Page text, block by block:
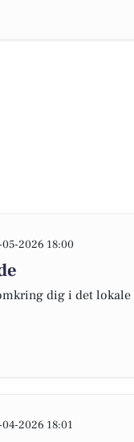
2026 18:00
dig i det
2026 18:01